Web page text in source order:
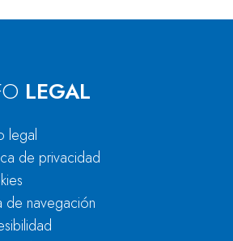
LEGAL
legal
de privacidad
de navegación